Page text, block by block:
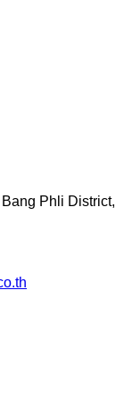
Phli District,